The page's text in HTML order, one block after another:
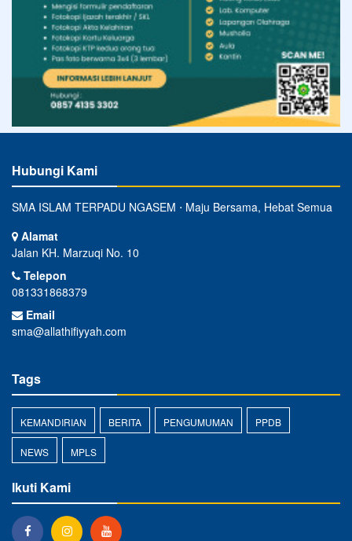
Hubungi Kami
SMA ISLAM TERPADU NGASEM ⋅ Maju Bersama, Hebat Semua
Alamat
Jalan KH. Marzuqi No. 10
Telepon
081331868379
Email
sma@allathifiyyah.com
Tags
KEMANDIRIAN BERITA PENGUMUMAN PPDB
NEWS MPLS
Ikuti Kami